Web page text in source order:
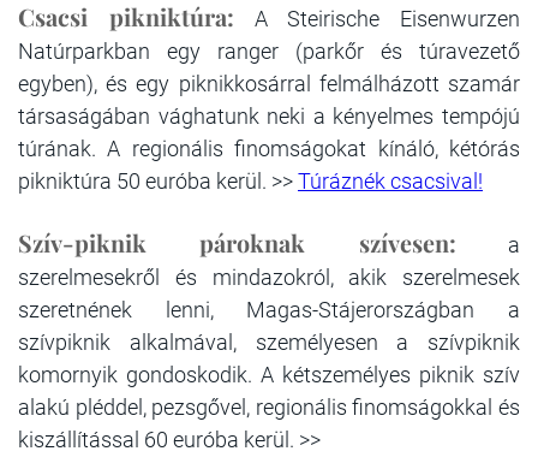
Csacsi pikniktúra: A Steirische Eisenwurzen
Natúrparkban egy ranger (parkőr és túravezető
egyben), és egy piknikkosárral felmálházott szamár
társaságában vághatunk neki a kényelmes tempójú
túrának. A regionális finomságokat kínáló, kétórás
pikniktúra 50 euróba kerül. >>Túráznék csacsival!
Szív-piknik pároknak szívesen: a
szerelmesekről és mindazokról, akik szerelmesek
szeretnének lenni, Magas-Stájerországban a
szívpiknik alkalmával, személyesen a szívpiknik
komornyik gondoskodik. A kétszemélyes piknik szív
alakú pléddel, pezsgővel, regionális finomságokkal és
kiszállítással 60 euróba kerül. >>